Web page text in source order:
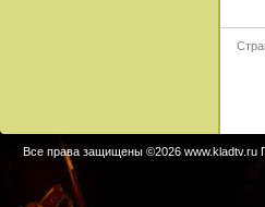
Все права защищены ©2026 www.kladtv.ru